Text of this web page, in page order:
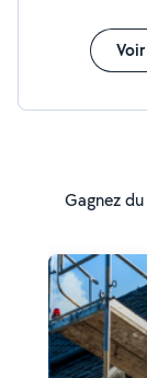
Gagnez